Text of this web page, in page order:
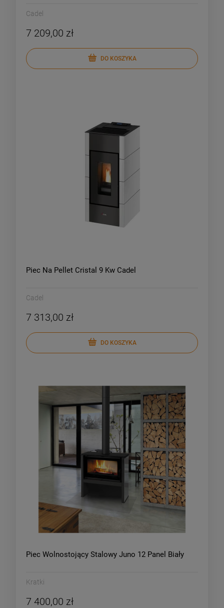
Cadel
7 209,00 zł
DO KOSZYKA
Piec Na Pellet Cristal 9 Kw Cadel
Cadel
7 313,00 zł
DO KOSZYKA
Piec Wolnostojący Stalowy Juno 12 Panel Biały
Kratki
7 400,00 zł